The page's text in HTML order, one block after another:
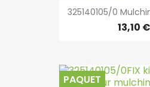
325140105/0
13,10 €
PAQUET